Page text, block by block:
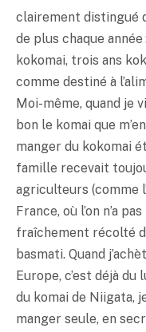
clairement distingué
de plus chaque
kokomai, trois ans
comme destiné à
Moi-même, quand je
bon le komai que
manger du kokomai
famille recevait
agriculteurs (comme
France, où l’on n’a
fraîchement récolté
basmati. Quand
Europe, c’est déjà du
du komai de Niigata,
manger seule, en